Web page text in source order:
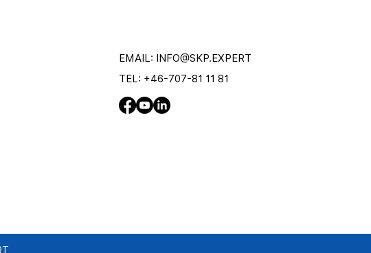
EMAIL: INFO@SKP.EXPERT
TEL: +46-707-81 11 81